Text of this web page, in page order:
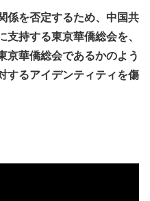
係を否定するため、中国共
持する東京華僑総会を、
京華僑総会であるかのよう
するアイデンティティを傷